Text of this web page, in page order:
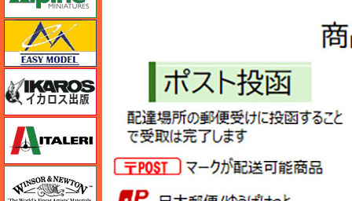
イタレリ
ウインザー＆ニュートン